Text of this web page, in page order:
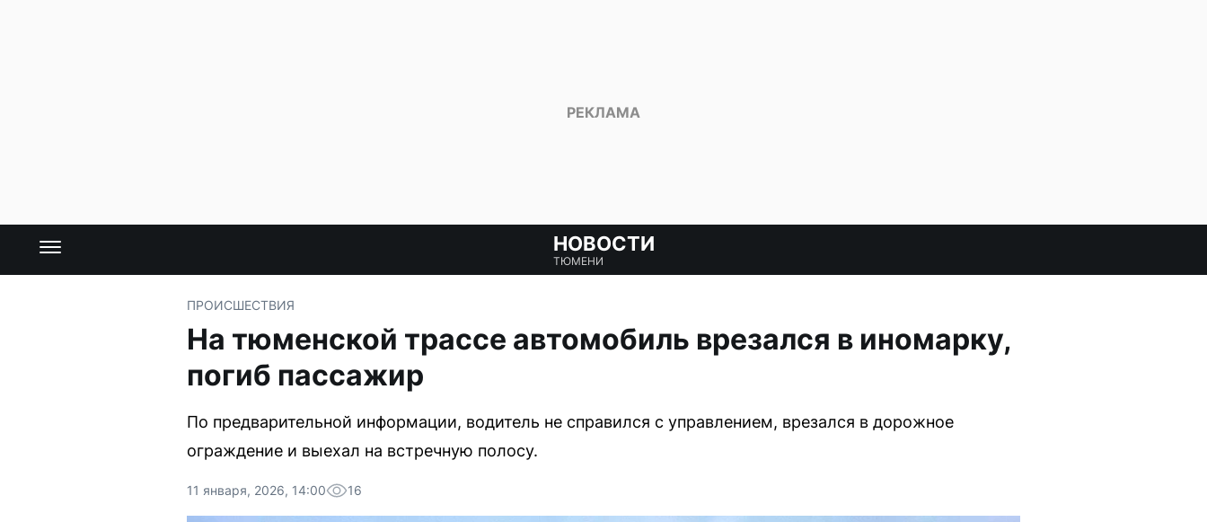
НОВОСТИ
ТЮМЕНИ
ПРОИСШЕСТВИЯ
На тюменской трассе автомобиль врезался в иномарку,
погиб пассажир
По предварительной информации, водитель не справился с управлением, врезался в дорожное
ограждение и выехал на встречную полосу.
11 января, 2026, 14:00 16